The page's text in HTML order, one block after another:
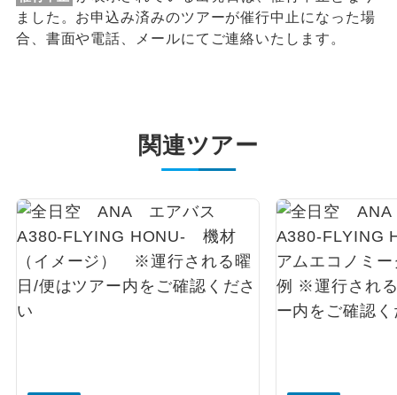
ました。お申込み済みのツアーが催行中止になった場
合、書面や電話、メールにてご連絡いたします。
関連ツアー